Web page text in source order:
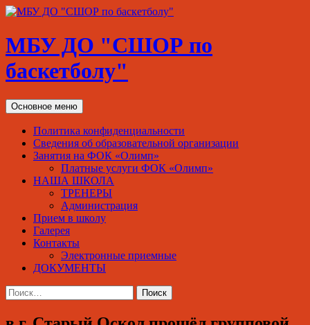
МБУ ДО "СШОР по
баскетболу"
Поиск
Основное меню Перейти
к
содержимому
Политика конфиденциальности
Сведения об образовательной организации
Занятия на ФОК «Олимп»
Платные услуги ФОК «Олимп»
НАША ШКОЛА
ТРЕНЕРЫ
Администрация
Прием в школу
Галерея
Контакты
Электронные приемные
ДОКУМЕНТЫ
Найти: